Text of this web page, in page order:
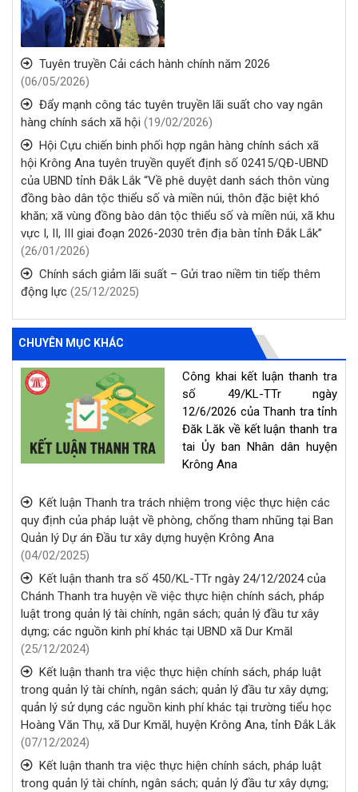
Tuyên truyền Cải cách hành chính năm 2026
(06/05/2026)
Đẩy mạnh công tác tuyên truyền lãi suất cho vay ngân
hàng chính sách xã hội (19/02/2026)
Hội Cựu chiến binh phối hợp ngân hàng chính sách xã
hội Krông Ana tuyên truyền quyết định số 02415/QĐ-UBND
của UBND tỉnh Đắk Lắk “Về phê duyệt danh sách thôn vùng
đồng bào dân tộc thiểu số và miền núi, thôn đặc biệt khó
khăn; xã vùng đồng bào dân tộc thiểu số và miền núi, xã khu
vực I, II, III giai đoạn 2026-2030 trên địa bàn tỉnh Đắk Lắk”
(26/01/2026)
Chính sách giảm lãi suất – Gửi trao niềm tin tiếp thêm
động lực (25/12/2025)
CHUYÊN MỤC KHÁC
Công khai kết luận thanh tra
số 49/KL-TTr ngày
12/6/2026 của Thanh tra tỉnh
Đăk Lăk về kết luận thanh tra
tai Ủy ban Nhân dân huyện
Krông Ana
Kết luận Thanh tra trách nhiệm trong việc thực hiện các
quy định của pháp luật về phòng, chống tham nhũng tại Ban
Quản lý Dự án Đầu tư xây dựng huyện Krông Ana
(04/02/2025)
Kết luận thanh tra số 450/KL-TTr ngày 24/12/2024 của
Chánh Thanh tra huyện về việc thực hiện chính sách, pháp
luật trong quản lý tài chính, ngân sách; quản lý đầu tư xây
dựng; các nguồn kinh phí khác tại UBND xã Dur Kmăl
(25/12/2024)
Kết luận thanh tra việc thực hiện chính sách, pháp luật
trong quản lý tài chính, ngân sách; quản lý đầu tư xây dựng;
quản lý sử dụng các nguồn kinh phí khác tại trường tiểu học
Hoàng Văn Thụ, xã Dur Kmăl, huyện Krông Ana, tỉnh Đắk Lắk
(07/12/2024)
Kết luận thanh tra việc thực hiện chính sách, pháp luật
trong quản lý tài chính, ngân sách; quản lý đầu tư xây dựng;